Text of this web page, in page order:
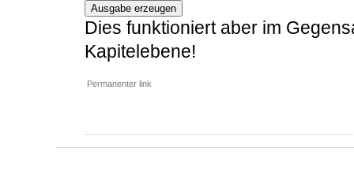
Ausgabe erzeugen
Dies funktioniert aber im
Kapitelebene!
Permanenter link